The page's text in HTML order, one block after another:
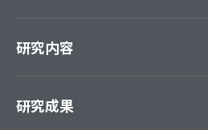
研究内容
研究成果